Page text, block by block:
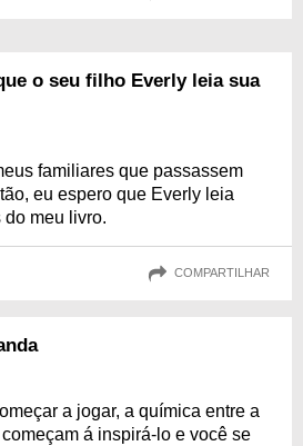
o seu filho Everly leia sua
familiares que passassem
eu espero que Everly leia
do meu livro.
COMPARTILHAR
a jogar, a química entre a
á inspirá-lo e você se